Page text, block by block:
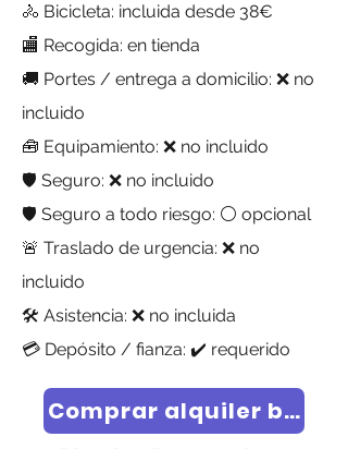
🚴 Bicicleta: incluida desde 38€
🏬 Recogida: en tienda
🚚 Portes / entrega a domicilio: ❌ no
incluido
🧰 Equipamiento: ❌ no incluido
🛡️ Seguro: ❌ no incluido
🛡️ Seguro a todo riesgo: ⚪ opcional
🚨 Traslado de urgencia: ❌ no
incluido
🛠️ Asistencia: ❌ no incluida
💳 Depósito / fianza: ✔️ requerido
Comprar alquiler basico